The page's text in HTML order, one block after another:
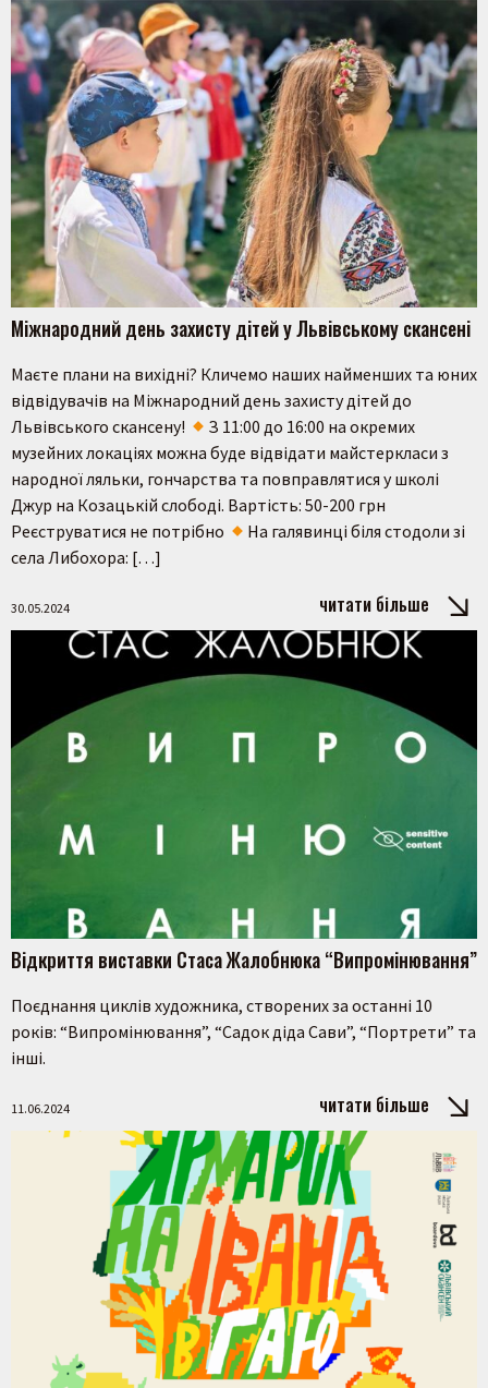
Міжнародний день захисту дітей у Львівському скансені
Маєте плани на вихідні? Кличемо наших найменших та юних
відвідувачів на Міжнародний день захисту дітей до
Львівського скансену!
З 11:00 до 16:00 на окремих
музейних локаціях можна буде відвідати майстеркласи з
народної ляльки, гончарства та повправлятися у школі
Джур на Козацькій слободі. Вартість: 50-200 грн
Реєструватися не потрібно
На галявинці біля стодоли зі
села Либохора: […]
30.05.2024 читати більше
Відкриття виставки Стаса Жалобнюка “Випромінювання”
Поєднання циклів художника, створених за останні 10
років: “Випромінювання”, “Садок діда Сави”, “Портрети” та
інші.
11.06.2024 читати більше